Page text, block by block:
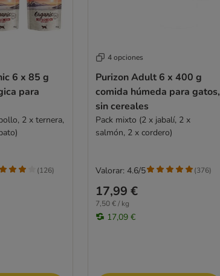
6 x 85 g
para
2 x ternera,
(126)
4 opciones
Purizon Adult 6 x 400 g
comida húmeda para gatos,
sin cereales
Pack mixto (2 x jabalí, 2 x
salmón, 2 x cordero)
17,99 €
7,50 € / kg
17,09 €
Valorar: 4.6/5 (376)